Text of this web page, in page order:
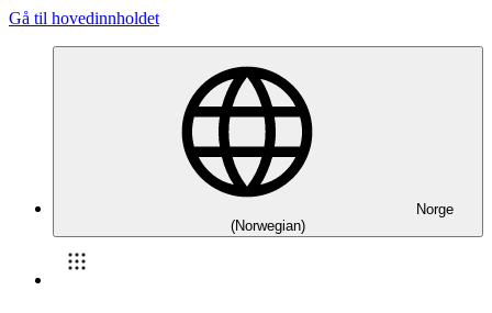
Gå til hovedinnholdet
Norge
(Norwegian)